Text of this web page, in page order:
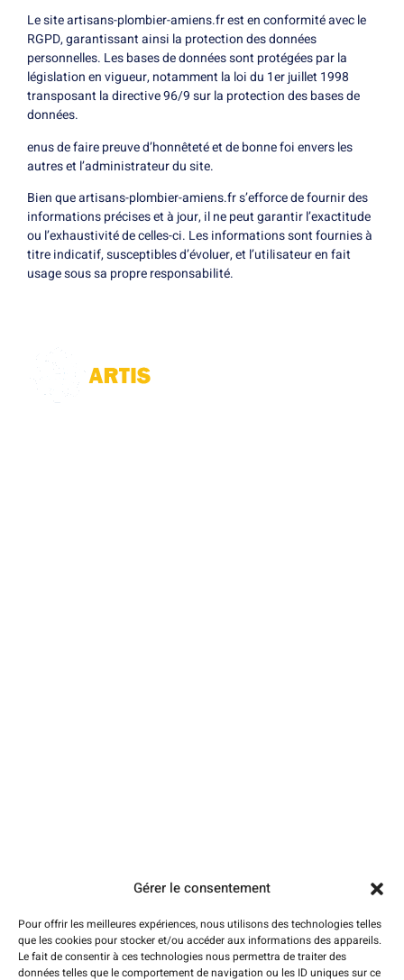
Gérer le consentement
Pour offrir les meilleures expériences, nous utilisons des technologies telles
que les cookies pour stocker et/ou accéder aux informations des appareils.
Le fait de consentir à ces technologies nous permettra de traiter des
données telles que le comportement de navigation ou les ID uniques sur ce
Le site artisans-plombier-amiens.fr est en conformité avec le
RGPD, garantissant ainsi la protection des données
personnelles. Les bases de données sont protégées par la
législation en vigueur, notamment la loi du 1er juillet 1998
transposant la directive 96/9 sur la protection des bases de
données.
enus de faire preuve d’honnêteté et de bonne foi envers les
autres et l’administrateur du site.
Bien que artisans-plombier-amiens.fr s’efforce de fournir des
informations précises et à jour, il ne peut garantir l’exactitude
ou l’exhaustivité de celles-ci. Les informations sont fournies à
titre indicatif, susceptibles d’évoluer, et l’utilisateur en fait
usage sous sa propre responsabilité.
Dégorgement des canalisations
Dépannage chauffage
Chauffagiste Amiens (pose-entretien)